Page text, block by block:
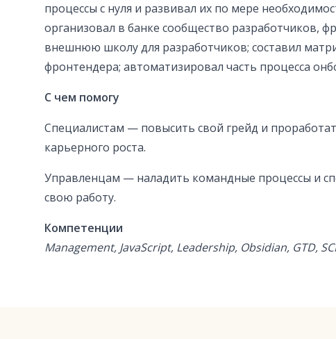
процессы с нуля и развивал их по мере
организовал в банке сообщество разработчиков,
внешнюю школу для разработчиков; составил
фронтендера; автоматизировал часть процесса
С чем помогу
Специалистам — повысить свой грейд и
карьерного роста.
Управленцам — наладить командные процессы и
свою работу.
Компетенции
Management, JavaScript, Leadership, Obsidian, GTD,